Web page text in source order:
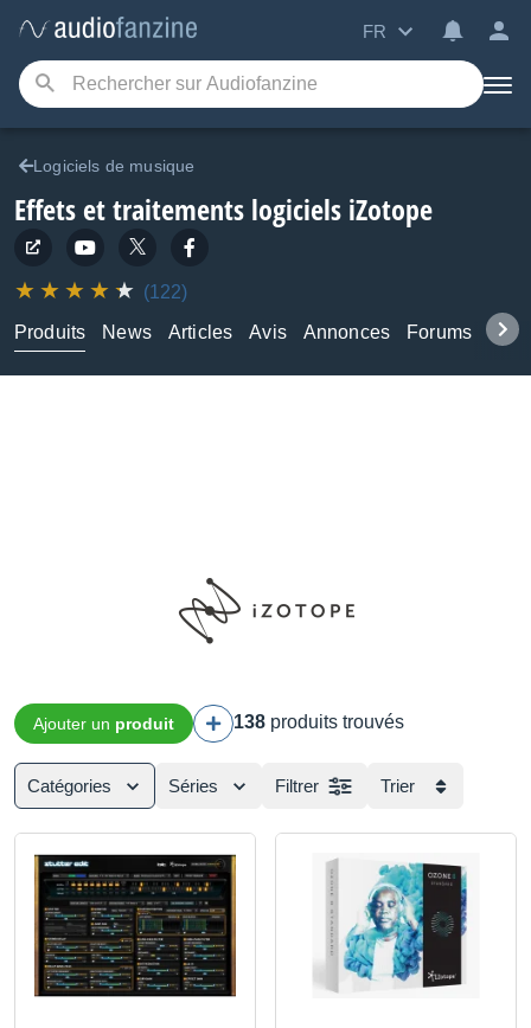
FR
Logiciels de musique
Effets et traitements logiciels iZotope
(122)
Produits
News Articles Avis Annonces Forums
Ajouter un produit 138 produits trouvés
Catégories Séries Filtrer Trier